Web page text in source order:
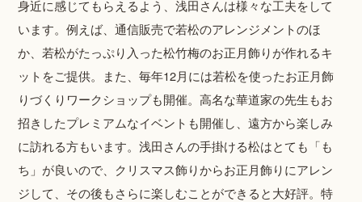
身近に感じてもらえるよう、浅田さんは様々な工夫をして
います。例えば、通信販売で若松のアレンジメントのほ
か、若松がたっぷり入った松竹梅のお正月飾りが作れるキ
ットをご提供。また、毎年12月には若松を使ったお正月飾
りづくりワークショップも開催。高名な華道家の先生もお
招きしたプレミアムなイベントも開催し、遠方から楽しみ
に訪れる方もいます。浅田さんの手掛ける松はとても「も
ち」が良いので、クリスマス飾りからお正月飾りにアレン
ジして、その後もさらに楽しむことができると大好評。特